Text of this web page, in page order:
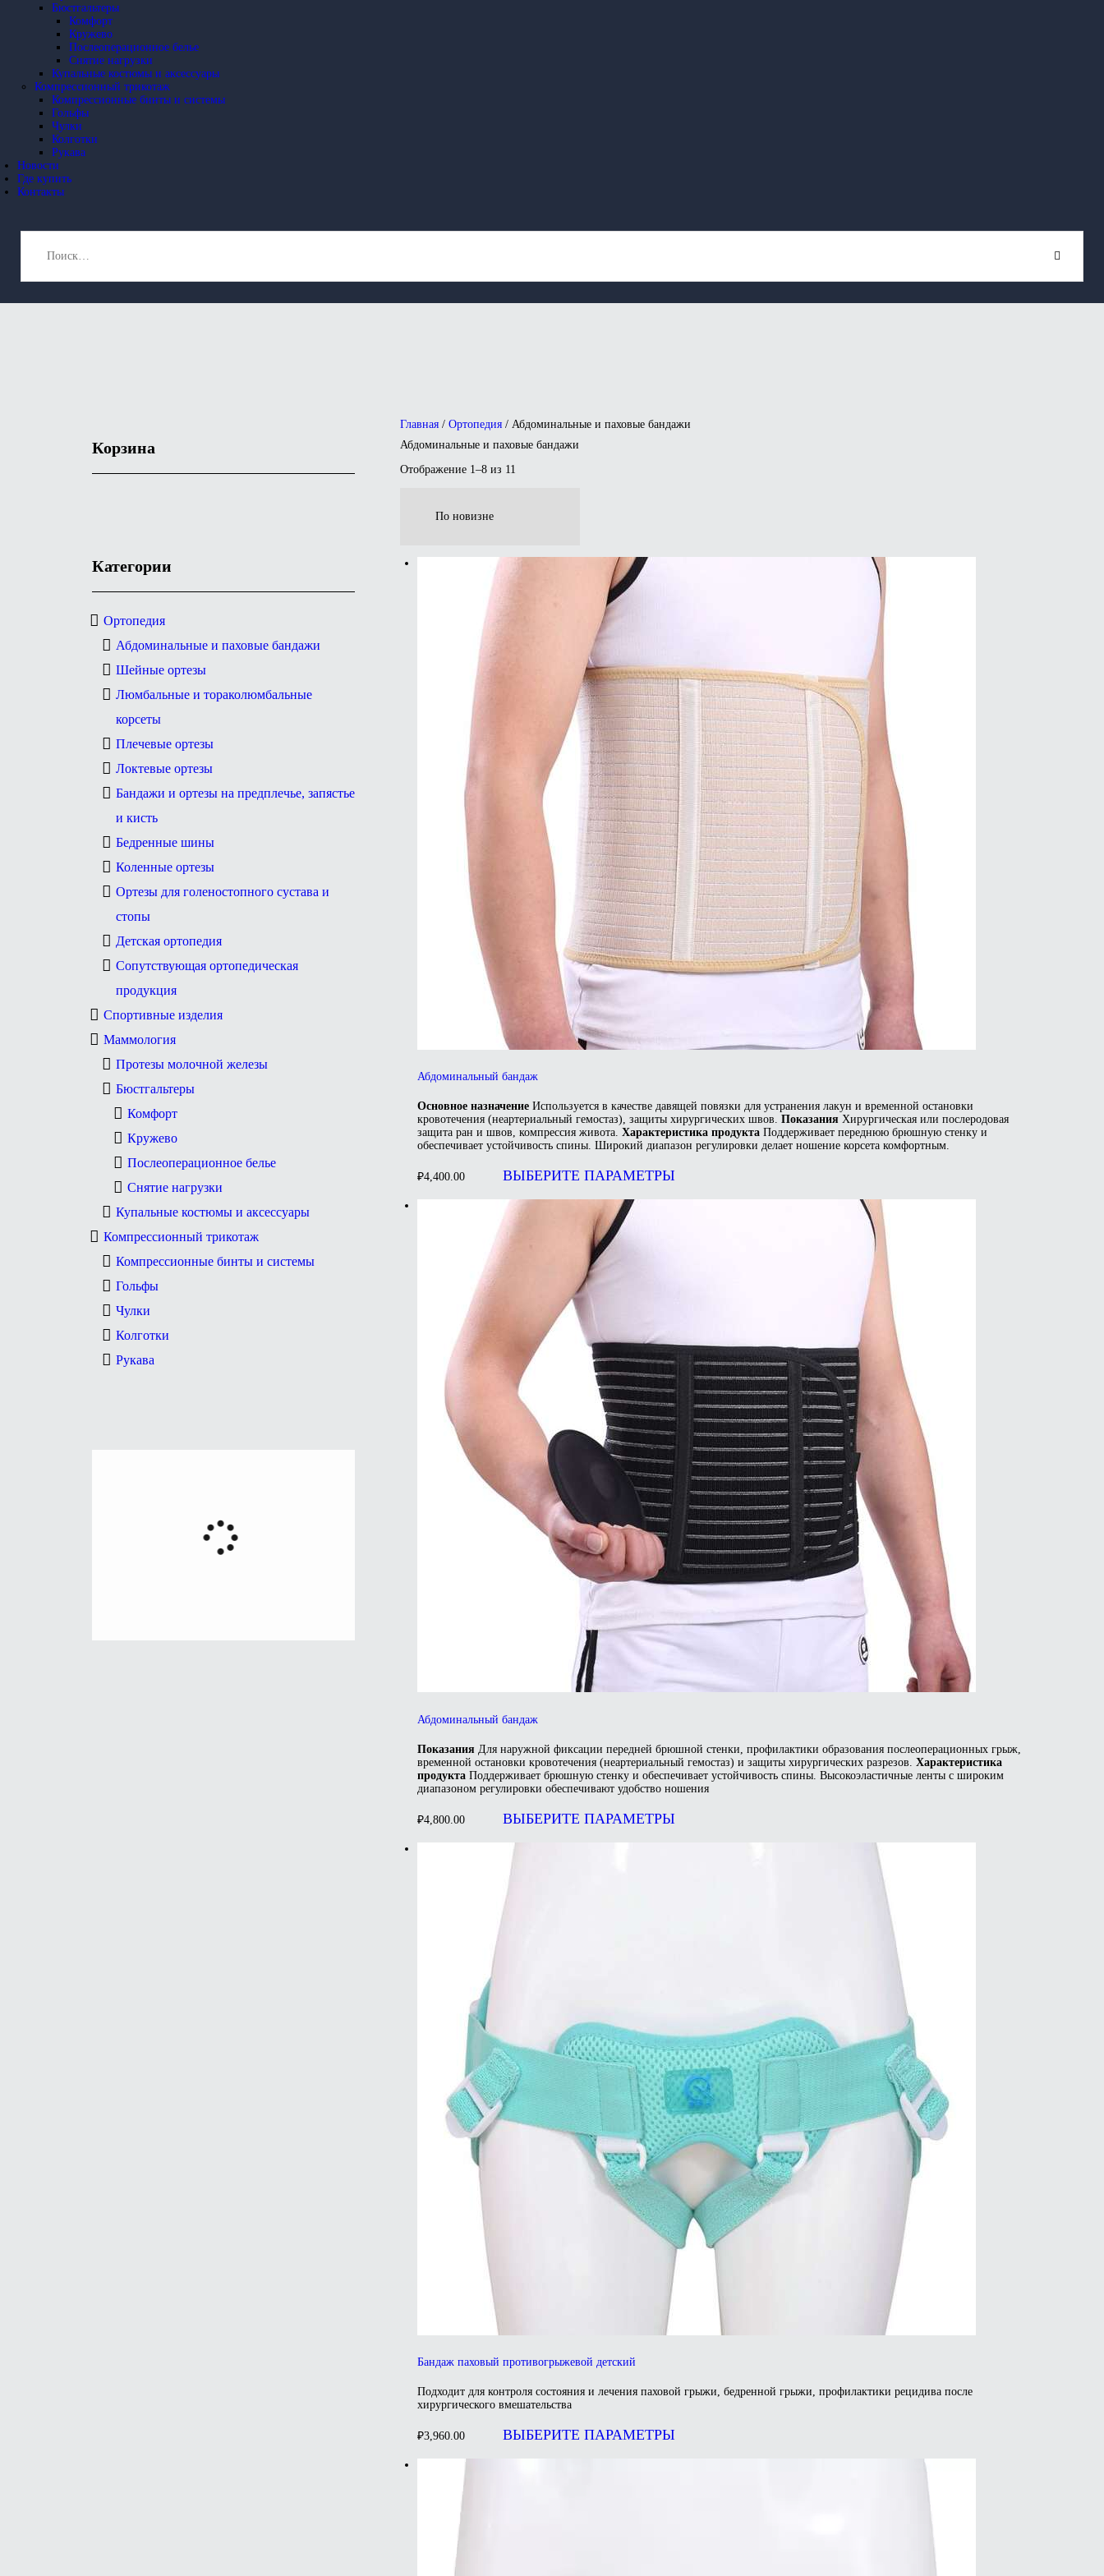
Бюстгальтеры
Комфорт
Кружево
Послеоперационное белье
Снятие нагрузки
Купальные костюмы и аксессуары
Компрессионный трикотаж
Компрессионные бинты и системы
Гольфы
Чулки
Колготки
Рукава
Новости
Где купить
Контакты
Главная / Ортопедия / Абдоминальные и паховые бандажи
Абдоминальные и паховые бандажи
Отображение 1–8 из 11
Абдоминальный бандаж
Основное назначение Используется в качестве давящей повязки для устранения лакун и временной остановки
кровотечения (неартериальный гемостаз), защиты хирургических швов. Показания Хирургическая или послеродовая
защита ран и швов, компрессия живота. Характеристика продукта Поддерживает переднюю брюшную стенку и
обеспечивает устойчивость спины. Широкий диапазон регулировки делает ношение корсета комфортным.
₽4,400.00 ВЫБЕРИТЕ ПАРАМЕТРЫ
несколько
Абдоминальный бандаж
Показания Для наружной фиксации передней брюшной стенки, профилактики образования послеоперационных грыж,
временной остановки кровотечения (неартериальный гемостаз) и защиты хирургических разрезов. Характеристика
продукта Поддерживает брюшную стенку и обеспечивает устойчивость спины. Высокоэластичные ленты с широким
диапазоном регулировки обеспечивают удобство ношения
₽4,800.00 ВЫБЕРИТЕ ПАРАМЕТРЫ
Бандаж паховый противогрыжевой детский
Подходит для контроля состояния и лечения паховой грыжи, бедренной грыжи, профилактики рецидива после
хирургического вмешательства
₽3,960.00 ВЫБЕРИТЕ ПАРАМЕТРЫ
Корзина
Категории
Ортопедия
Абдоминальные и паховые бандажи
Шейные ортезы
Люмбальные и тораколюмбальные
корсеты
Плечевые ортезы
Локтевые ортезы
Бандажи и ортезы на предплечье, запястье
и кисть
Бедренные шины
Коленные ортезы
Ортезы для голеностопного сустава и
стопы
Детская ортопедия
Сопутствующая ортопедическая
продукция
Спортивные изделия
Маммология
Протезы молочной железы
Бюстгальтеры
Комфорт
Кружево
Послеоперационное белье
Снятие нагрузки
Купальные костюмы и аксессуары
Компрессионный трикотаж
Компрессионные бинты и системы
Гольфы
Чулки
Колготки
Рукава